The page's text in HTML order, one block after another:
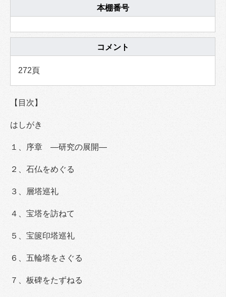
本棚番号
コメント
272頁
【目次】
はしがき
１、序章 ―研究の展開―
２、石仏をめぐる
３、層塔巡礼
４、宝塔を訪ねて
５、宝篋印塔巡礼
６、五輪塔をさぐる
７、板碑をたずねる